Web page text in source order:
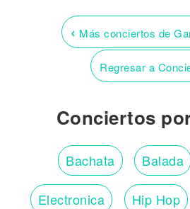
‹ Más conciertos de
Regresar a
Conciertos
Bachata Balada
Electronica Hip Hop